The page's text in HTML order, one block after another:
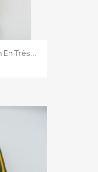
En Très...